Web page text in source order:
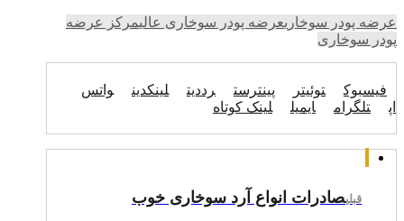
عرضه پودر سوخاریعرضه پودر سوخاری عالیمرکز عرضه
پودر سوخاری
فیسبوک توئیتر پینترست رددیت لینکدین
واتس
اپ
تلگرام ایمیل لینک کوتاه
قبلیصادرات انواع آرد سوخاری خوب